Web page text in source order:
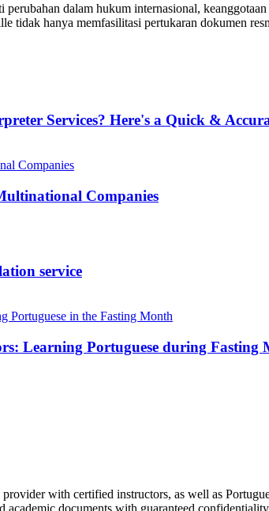
perubahan dalam hukum internasional,
tidak hanya memfasilitasi pertukaran dokumen
Services? Here's a Quick &
Companies
service
Learning Portuguese during Fasting
with certified instructors, as well as
academic documents with guaranteed confidentiality.